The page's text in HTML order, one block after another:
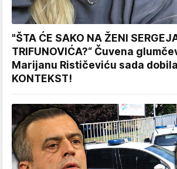
"ŠTA ĆE SAKO NA ŽENI
TRIFUNOVIĆA?“ Čuvena
Marijanu Rističeviću sada
KONTEKST!